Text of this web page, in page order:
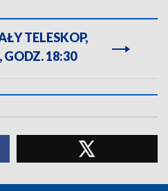
TELESKOP,
GODZ. 18:30